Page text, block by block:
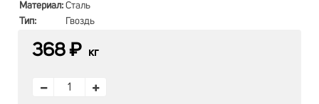
Материал: Сталь
Тип:
Гвоздь
368 ₽ кг